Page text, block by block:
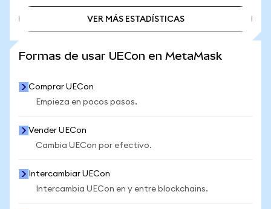
VER MÁS ESTADÍSTICAS
Formas de usar UECon en MetaMask
Comprar UECon
Empieza en pocos pasos.
Vender UECon
Cambia UECon por efectivo.
Intercambiar UECon
Intercambia UECon en y entre blockchains.